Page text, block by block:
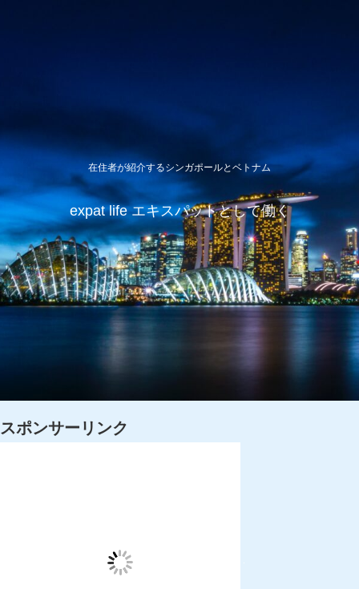
在住者が紹介するシンガポールとベトナム
expat life エキスパットとして働く
スポンサーリンク